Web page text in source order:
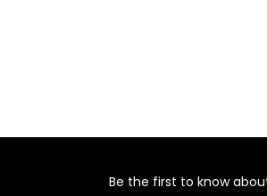
Be the first to know